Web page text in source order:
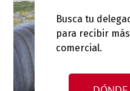
Busca tu
para recibir
comercial.